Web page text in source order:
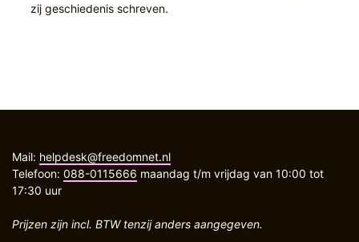
zij geschiedenis schreven.
Mail: helpdesk@freedomnet.nl
Telefoon: 088-0115666 maandag t/m vrijdag van 10:00 tot
17:30 uur
Prijzen zijn incl. BTW tenzij anders aangegeven.